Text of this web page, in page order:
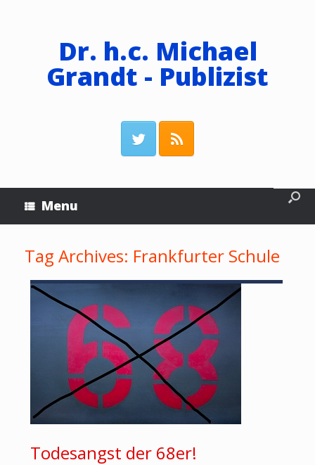
Dr. h.c. Michael
Grandt - Publizist
Menu
Tag Archives: Frankfurter Schule
Todesangst der 68er!